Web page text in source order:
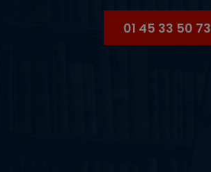
01 45 33 50 73